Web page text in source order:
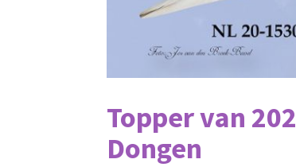
Topper van
Dongen